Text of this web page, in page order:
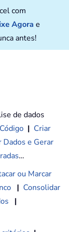
com
Agora e
antes!
de dados
| Criar
Dados e Gerar
…
ou Marcar
| Consolidar
|